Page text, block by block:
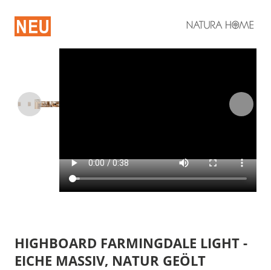
HIGHBOARD FARMINGDALE LIGHT -
EICHE MASSIV, NATUR GEÖLT